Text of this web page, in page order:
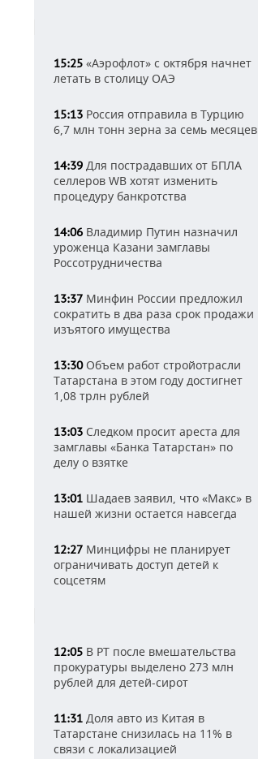
15:25 «Аэрофлот» с октября начнет
летать в столицу ОАЭ
15:13 Россия отправила в Турцию
6,7 млн тонн зерна за семь месяцев
14:39 Для пострадавших от БПЛА
селлеров WB хотят изменить
процедуру банкротства
14:06 Владимир Путин назначил
уроженца Казани замглавы
Россотрудничества
13:37 Минфин России предложил
сократить в два раза срок продажи
изъятого имущества
13:30Объем работ стройотрасли
Татарстана в этом году достигнет
1,08 трлн рублей
13:03 Следком просит ареста для
замглавы «Банка Татарстан» по
делу о взятке
13:01 Шадаев заявил, что «Макс» в
нашей жизни остается навсегда
12:27 Минцифры не планирует
ограничивать доступ детей к
соцсетям
12:05 В РТ после вмешательства
прокуратуры выделено 273 млн
рублей для детей-сирот
11:31 Доля авто из Китая в
Татарстане снизилась на 11% в
связи с локализацией